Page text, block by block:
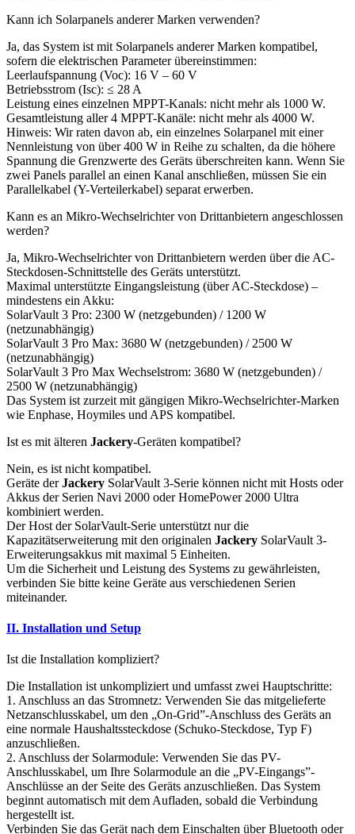
Kann ich Solarpanels anderer Marken verwenden?
Ja, das System ist mit Solarpanels anderer Marken kompatibel,
sofern die elektrischen Parameter übereinstimmen:
Leerlaufspannung (Voc): 16 V – 60 V
Betriebsstrom (Isc): ≤ 28 A
Leistung eines einzelnen MPPT-Kanals: nicht mehr als 1000 W.
Gesamtleistung aller 4 MPPT-Kanäle: nicht mehr als 4000 W.
Hinweis: Wir raten davon ab, ein einzelnes Solarpanel mit einer
Nennleistung von über 400 W in Reihe zu schalten, da die höhere
Spannung die Grenzwerte des Geräts überschreiten kann. Wenn Sie
zwei Panels parallel an einen Kanal anschließen, müssen Sie ein
Parallelkabel (Y-Verteilerkabel) separat erwerben.
Kann es an Mikro-Wechselrichter von Drittanbietern angeschlossen
werden?
Ja, Mikro-Wechselrichter von Drittanbietern werden über die AC-
Steckdosen-Schnittstelle des Geräts unterstützt.
Maximal unterstützte Eingangsleistung (über AC-Steckdose) –
mindestens ein Akku:
SolarVault 3 Pro: 2300 W (netzgebunden) / 1200 W
(netzunabhängig)
SolarVault 3 Pro Max: 3680 W (netzgebunden) / 2500 W
(netzunabhängig)
SolarVault 3 Pro Max Wechselstrom: 3680 W (netzgebunden) /
2500 W (netzunabhängig)
Das System ist zurzeit mit gängigen Mikro-Wechselrichter-Marken
wie Enphase, Hoymiles und APS kompatibel.
Ist es mit älteren Jackery-Geräten kompatibel?
Nein, es ist nicht kompatibel.
Geräte derJackery SolarVault 3-Serie können nicht mit Hosts oder
Akkus der Serien Navi 2000 oder HomePower 2000 Ultra
kombiniert werden.
Der Host der SolarVault-Serie unterstützt nur die
Kapazitätserweiterung mit den originalen Jackery SolarVault 3-
Erweiterungsakkus mit maximal 5 Einheiten.
Um die Sicherheit und Leistung des Systems zu gewährleisten,
verbinden Sie bitte keine Geräte aus verschiedenen Serien
miteinander.
II. Installation und Setup
Ist die Installation kompliziert?
Die Installation ist unkompliziert und umfasst zwei Hauptschritte:
1. Anschluss an das Stromnetz: Verwenden Sie das mitgelieferte
Netzanschlusskabel, um den „On-Grid”-Anschluss des Geräts an
eine normale Haushaltssteckdose (Schuko-Steckdose, Typ F)
anzuschließen.
2. Anschluss der Solarmodule: Verwenden Sie das PV-
Anschlusskabel, um Ihre Solarmodule an die „PV-Eingangs”-
Anschlüsse an der Seite des Geräts anzuschließen. Das System
beginnt automatisch mit dem Aufladen, sobald die Verbindung
hergestellt ist.
Verbinden Sie das Gerät nach dem Einschalten über Bluetooth oder